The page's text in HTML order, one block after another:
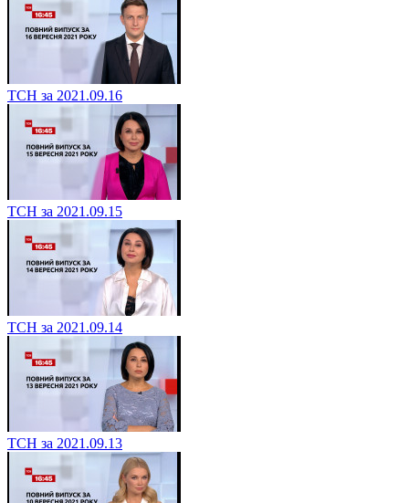
ТСН за 2021.09.16
ТСН за 2021.09.15
ТСН за 2021.09.14
ТСН за 2021.09.13